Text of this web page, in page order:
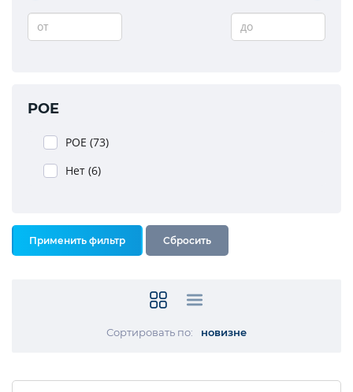
от до
POE
POE (73)
Нет (6)
Сортировать по: новизне